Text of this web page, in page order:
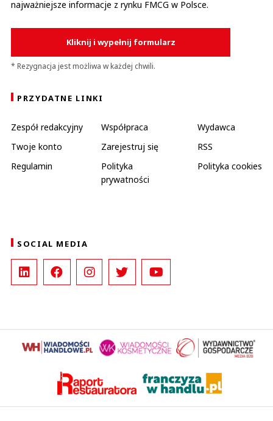
najważniejsze informacje z rynku FMCG w Polsce.
Kliknij i wypełnij formularz
* Rezygnacja jest możliwa w każdej chwili.
PRZYDATNE LINKI
Zespół redakcyjny Współpraca
Wydawca
Twoje konto
Zarejestruj się
RSS
Regulamin
Polityka
prywatności
Polityka cookies
SOCIAL MEDIA